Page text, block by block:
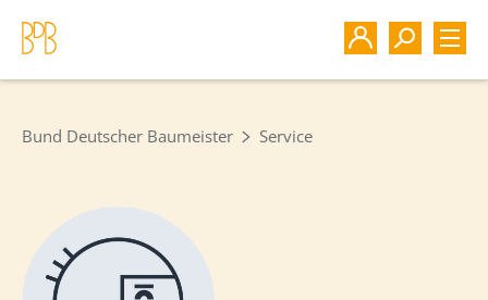
Bund Deutscher Baumeister Service